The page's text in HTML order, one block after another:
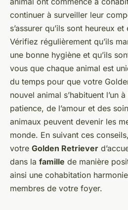
continuer à surveiller leur
s’assurer qu’ils sont heureux
Vérifiez régulièrement qu’ils
une bonne hygiène et qu’ils
vous que chaque animal est
du temps pour que votre
nouvel animal s’habituent l’un
patience, de l’amour et des
animaux peuvent devenir les
monde. En suivant ces
votre Golden Retriever
dans la famille de manière
ainsi une cohabitation
membres de votre foyer.